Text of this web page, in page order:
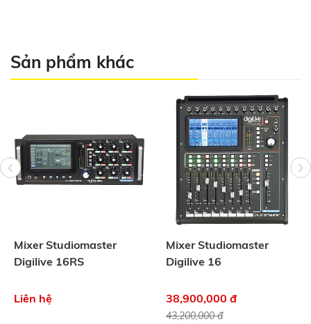
Sản phẩm khác
Mixer Studiomaster
Digilive 16RS
Liên hệ
Mixer Studiomaster
Digilive 16
38,900,000 đ
43,200,000 đ